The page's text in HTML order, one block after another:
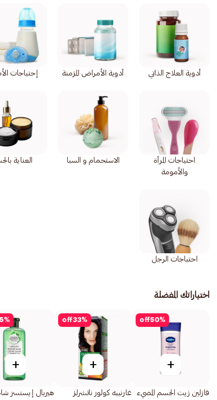
أدوية العلاج الذاتي أدوية الأمراض المزمنة إحتياجات
احتياجات المرأة
والأمومة
الاستحمام و السبا العناية
احتياجات الرجل
اختياراتك المفضلة
50%
off
+
فازلين زيت الجسم المضيء
33%
off
+
غارنييه كولور ناتشرلز
%
+
هيربال إيسنسز